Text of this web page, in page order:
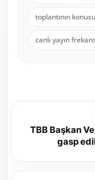
toplantının
canlı yayın
TBB Başkan
gasp